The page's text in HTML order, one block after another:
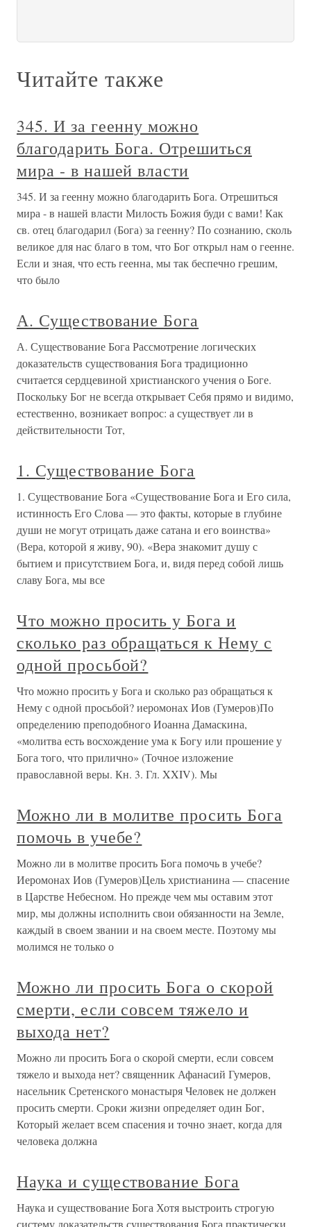
Читайте также
345. И за геенну можно
благодарить Бога. Отрешиться
мира - в нашей власти
345. И за геенну можно благодарить Бога. Отрешиться
мира - в нашей власти Милость Божия буди с вами! Как
св. отец благодарил (Бога) за геенну? По сознанию, сколь
великое для нас благо в том, что Бог открыл нам о геенне.
Если и зная, что есть геенна, мы так беспечно грешим,
что было
А. Существование Бога
А. Существование Бога Рассмотрение логических
доказательств существования Бога традиционно
считается сердцевиной христианского учения о Боге.
Поскольку Бог не всегда открывает Себя прямо и видимо,
естественно, возникает вопрос: а существует ли в
действительности Тот,
1. Существование Бога
1. Существование Бога «Существование Бога и Его сила,
истинность Его Слова — это факты, которые в глубине
души не могут отрицать даже сатана и его воинства»
(Вера, которой я живу, 90). «Вера знакомит душу с
бытием и присутствием Бога, и, видя перед собой лишь
славу Бога, мы все
Что можно просить у Бога и
сколько раз обращаться к Нему с
одной просьбой?
Что можно просить у Бога и сколько раз обращаться к
Нему с одной просьбой? иеромонах Иов (Гумеров)По
определению преподобного Иоанна Дамаскина,
«молитва есть восхождение ума к Богу или прошение у
Бога того, что прилично» (Точное изложение
православной веры. Кн. 3. Гл. XXIV). Мы
Можно ли в молитве просить Бога
помочь в учебе?
Можно ли в молитве просить Бога помочь в учебе?
Иеромонах Иов (Гумеров)Цель христианина — спасение
в Царстве Небесном. Но прежде чем мы оставим этот
мир, мы должны исполнить свои обязанности на Земле,
каждый в своем звании и на своем месте. Поэтому мы
молимся не только о
Можно ли просить Бога о скорой
смерти, если совсем тяжело и
выхода нет?
Можно ли просить Бога о скорой смерти, если совсем
тяжело и выхода нет? священник Афанасий Гумеров,
насельник Сретенского монастыря Человек не должен
просить смерти. Сроки жизни определяет один Бог,
Который желает всем спасения и точно знает, когда для
человека должна
Наука и существование Бога
Наука и существование Бога Хотя выстроить строгую
систему доказательств существования Бога практически